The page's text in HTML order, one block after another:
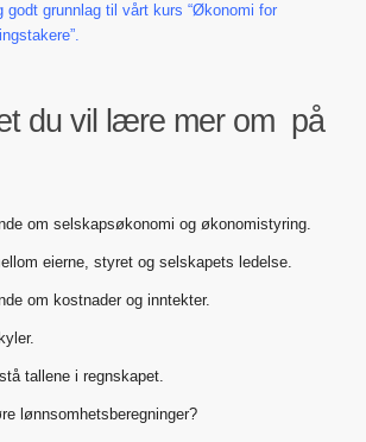
godt grunnlag til vårt kurs “Økonomi for
du vil lære mer om på
om selskapsøkonomi og økonomistyring.
eierne, styret og selskapets ledelse.
om kostnader og inntekter.
tallene i regnskapet.
lønnsomhetsberegninger?